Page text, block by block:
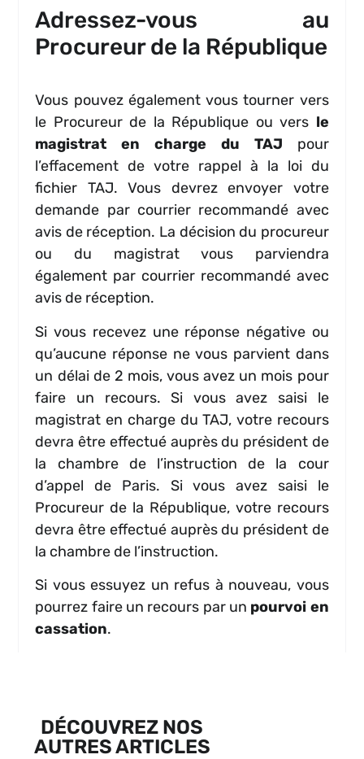
Adressez-vous au
Procureur de la République
Vous pouvez également vous tourner vers
le Procureur de la République ou vers le
magistrat en charge du TAJ pour
l’effacement de votre rappel à la loi du
fichier TAJ. Vous devrez envoyer votre
demande par courrier recommandé avec
avis de réception. La décision du procureur
ou du magistrat vous parviendra
également par courrier recommandé avec
avis de réception.
Si vous recevez une réponse négative ou
qu’aucune réponse ne vous parvient dans
un délai de 2 mois, vous avez un mois pour
faire un recours. Si vous avez saisi le
magistrat en charge du TAJ, votre recours
devra être effectué auprès du président de
la chambre de l’instruction de la cour
d’appel de Paris. Si vous avez saisi le
Procureur de la République, votre recours
devra être effectué auprès du président de
la chambre de l’instruction.
Si vous essuyez un refus à nouveau, vous
pourrez faire un recours par un pourvoi en
cassation.
DÉCOUVREZ NOS
AUTRES ARTICLES